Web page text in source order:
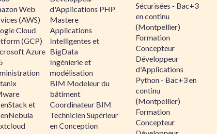
Web
(AWS)
Cloud
(GCP)
Azure
et
d'Applications PHP
Mastere
Applications
Intelligentes et
BigData
Ingénierie et
modélisation
BIM Modeleur du
bâtiment
Coordinateur BIM
Technicien Supérieur
en Conception
Sécurisées - Bac+3
en continu
(Montpellier)
Formation
Concepteur
Développeur
d'Applications
Python - Bac+3 en
continu
(Montpellier)
Formation
Concepteur